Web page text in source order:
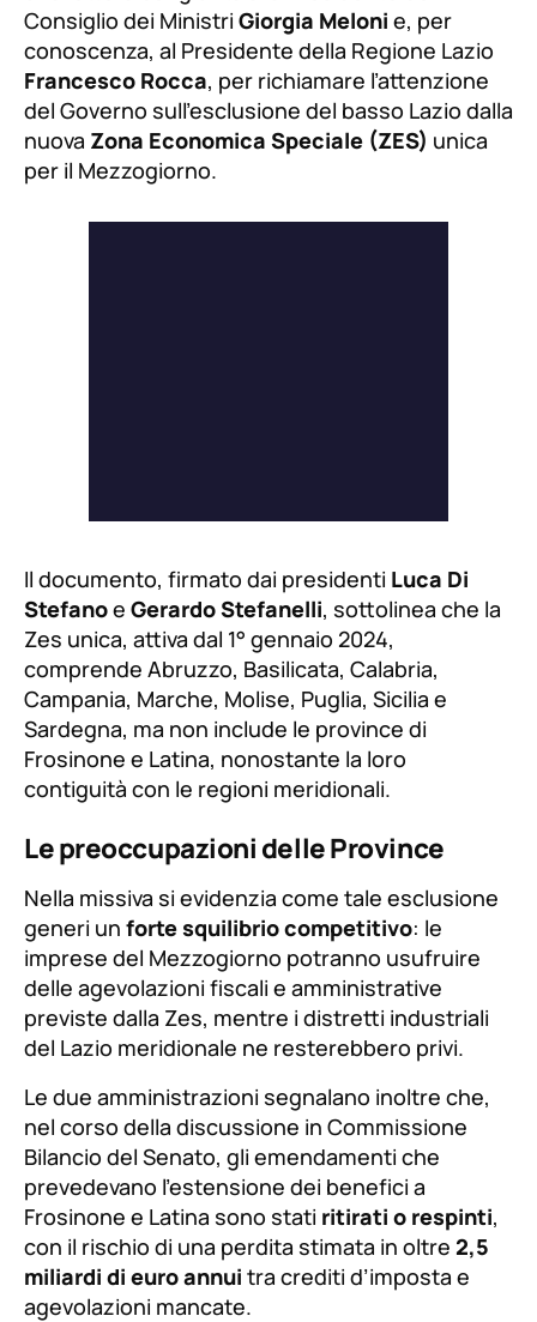
Consiglio dei Ministri Giorgia Meloni e, per
conoscenza, al Presidente della Regione Lazio
Francesco Rocca, per richiamare l’attenzione
del Governo sull’esclusione del basso Lazio dalla
nuova Zona Economica Speciale (ZES) unica
per il Mezzogiorno.
Il documento, firmato dai presidenti Luca Di
Stefanoe Gerardo Stefanelli, sottolinea che la
Zes unica, attiva dal 1° gennaio 2024,
comprende Abruzzo, Basilicata, Calabria,
Campania, Marche, Molise, Puglia, Sicilia e
Sardegna, ma non include le province di
Frosinone e Latina, nonostante la loro
contiguità con le regioni meridionali.
Le preoccupazioni delle Province
Nella missiva si evidenzia come tale esclusione
generi un forte squilibrio competitivo: le
imprese del Mezzogiorno potranno usufruire
delle agevolazioni fiscali e amministrative
previste dalla Zes, mentre i distretti industriali
del Lazio meridionale ne resterebbero privi.
Le due amministrazioni segnalano inoltre che,
nel corso della discussione in Commissione
Bilancio del Senato, gli emendamenti che
prevedevano l’estensione dei benefici a
Frosinone e Latina sono stati ritirati o respinti,
con il rischio di una perdita stimata in oltre 2,5
miliardi di euro annui tra crediti d’imposta e
agevolazioni mancate.